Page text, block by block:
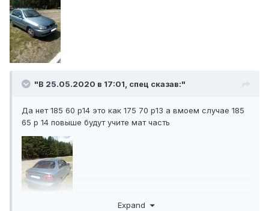
"В 25.05.2020 в 17:01, спец сказав:"
Да нет 185 60 р14 это как 175 70 р13 а вмоем случае 185
65 р 14 повыше будут учите мат часть
Expand